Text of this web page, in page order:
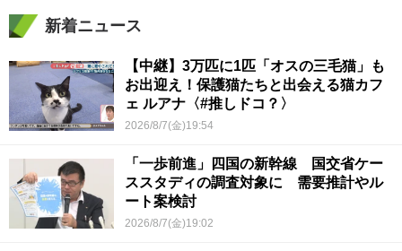
新着ニュース
【中継】3万匹に1匹「オスの三毛猫」も
お出迎え！保護猫たちと出会える猫カフ
ェ ルアナ〈#推しドコ？〉
2026/8/7(金)19:54
「一歩前進」四国の新幹線 国交省ケー
ススタディの調査対象に 需要推計やル
ート案検討
2026/8/7(金)19:02